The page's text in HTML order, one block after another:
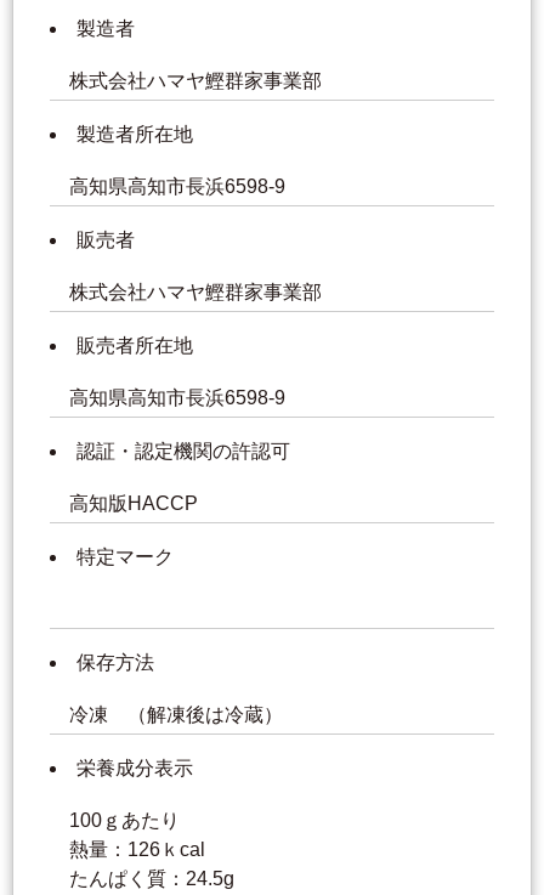
製造者
株式会社ハマヤ鰹群家事業部
製造者所在地
高知県高知市長浜6598-9
販売者
株式会社ハマヤ鰹群家事業部
販売者所在地
高知県高知市長浜6598-9
認証・認定機関の許認可
高知版HACCP
特定マーク
保存方法
冷凍 （解凍後は冷蔵）
栄養成分表示
100ｇあたり
熱量：126ｋcal
たんぱく質：24.5g